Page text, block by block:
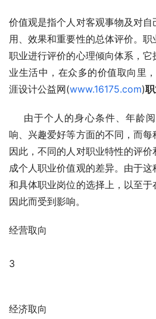
价值观是指个人对客观事物及对
用、效果和重要性的总体评价。
职业进行评价的心理倾向体系，
业生活中，在众多的价值取向里
涯设计公益网(www.16175.com)
由于个人的身心条件、年龄
响、兴趣爱好等方面的不同，而每
因此，不同的人对职业特性的评
成个人职业价值观的差异。由于
和具体职业岗位的选择上，以至
因此而受到影响。
经营取向
3
经济取向